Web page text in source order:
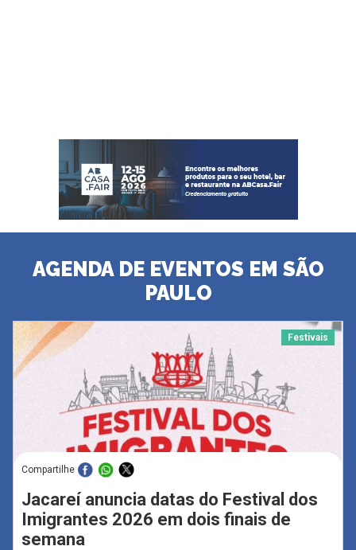
AGENDA DE EVENTOS EM SÃO
PAULO
Festivais
Compartilhe
Jacareí anuncia datas do Festival dos
Imigrantes 2026 em dois finais de
semana